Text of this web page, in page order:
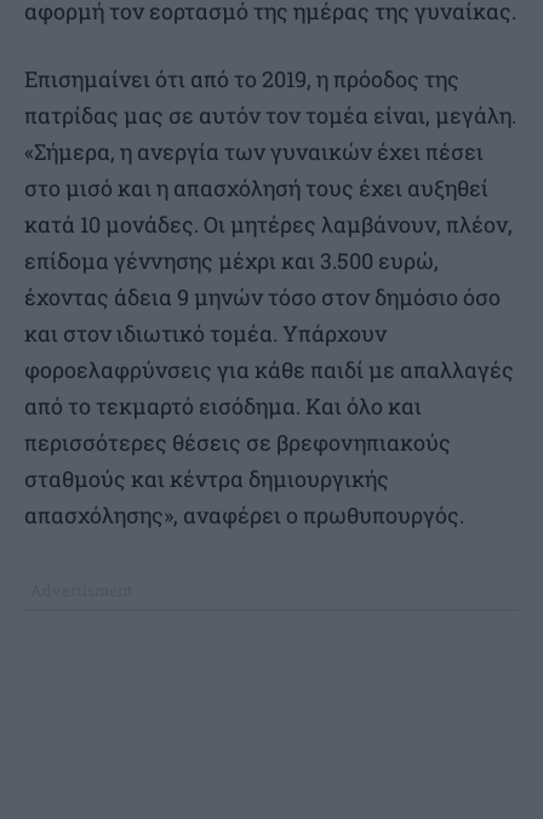
αφορμή τον εορτασμό της ημέρας της γυναίκας.
Επισημαίνει ότι από το 2019, η πρόοδος της
πατρίδας μας σε αυτόν τον τομέα είναι, μεγάλη.
«Σήμερα, η ανεργία των γυναικών έχει πέσει
στο μισό και η απασχόλησή τους έχει αυξηθεί
κατά 10 μονάδες. Οι μητέρες λαμβάνουν, πλέον,
επίδομα γέννησης μέχρι και 3.500 ευρώ,
έχοντας άδεια 9 μηνών τόσο στον δημόσιο όσο
και στον ιδιωτικό τομέα. Υπάρχουν
φοροελαφρύνσεις για κάθε παιδί με απαλλαγές
από το τεκμαρτό εισόδημα. Και όλο και
περισσότερες θέσεις σε βρεφονηπιακούς
σταθμούς και κέντρα δημιουργικής
απασχόλησης», αναφέρει ο πρωθυπουργός.